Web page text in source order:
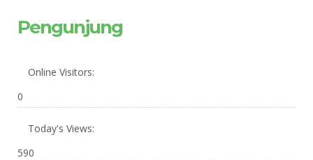
Pengunjung
Online Visitors:
0
Today's Views:
590